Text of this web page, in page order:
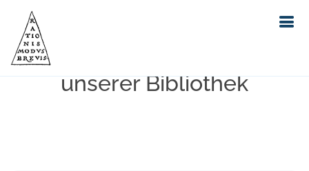
Einfache Suche im Bestand
unserer Bibliothek